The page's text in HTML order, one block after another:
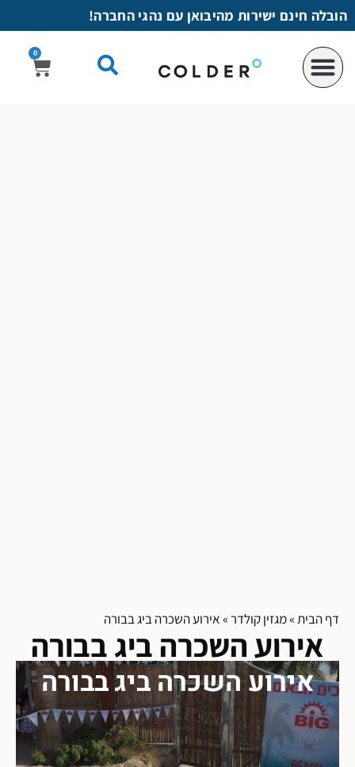
לתוכן
הובלה חינם ישירות מהיבואן עם נהגי החברה!
0
אירוע השכרה ביג בבורה
אירוע השכרה ביג בבורה
דף הבית»מגזין קולדר»אירוע השכרה ביג בבורה